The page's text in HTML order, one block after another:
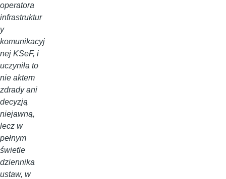
operatora
infrastruktur
y
komunikacyj
nej KSeF, i
uczyniła to
nie aktem
zdrady ani
decyzją
niejawną,
lecz w
pełnym
świetle
dziennika
ustaw, w